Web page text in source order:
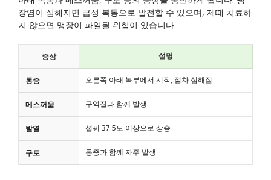
장염이 심해지면 급성 복통으로 발전할 수 있으며, 제때 치료하
지 않으면 맹장이 파열될 위험이 있습니다.
증상 설명
통증 오른쪽 아래 복부에서 시작, 점차 심해짐
메스꺼움 구역질과 함께 발생
발열 섭씨 37.5도 이상으로 상승
구토 통증과 함께 자주 발생